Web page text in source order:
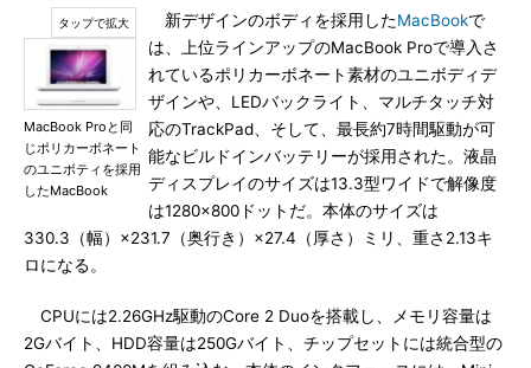
MacBook Proと同
じポリカーボネート
のユニボティを採用
したMacBook
新デザインのボディを採用したMacBookで
は、上位ラインアップのMacBook Proで導入さ
れているポリカーボネート素材のユニボディデ
ザインや、LEDバックライト、マルチタッチ対
応のTrackPad、そして、最長約7時間駆動が可
能なビルドインバッテリーが採用された。液晶
ディスプレイのサイズは13.3型ワイドで解像度
は1280×800ドットだ。本体のサイズは
330.3（幅）×231.7（奥行き）×27.4（厚さ）ミリ、重さ2.13キ
ロになる。
CPUには2.26GHz駆動のCore 2 Duoを搭載し、メモリ容量は
2Gバイト、HDD容量は250Gバイト、チップセットには統合型の